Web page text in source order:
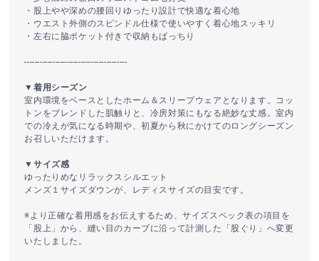
・股上やや深めの腰回りゆったり設計で快適な着心地
・ウエスト外側のスピンドル仕様で使いやすく着心地スッキリ
・左右に脇ポケット付きで収納もばっちり
----------------------------------------
▼着用シーズン
室内環境をベースとしたホーム＆スリープウェアとなります。コッ
トンをブレンドした肌触りと、冷房対策にもなる絶妙な丈感。室内
での冷えが気になる時期や、初夏から秋にかけてのロングシーズン
お召しいただけます。
▼サイズ感
ゆったりめなリラックスシルエット
メンズ１サイズダウンが、レディスサイズの目安です。
※より正確な着用感をお伝えするため、サイズスペック表の項目を
「股上」から、縫い目のカーブに沿って計測した「股ぐり」へ変更
いたしました。